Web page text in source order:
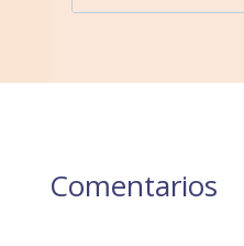
Comentarios